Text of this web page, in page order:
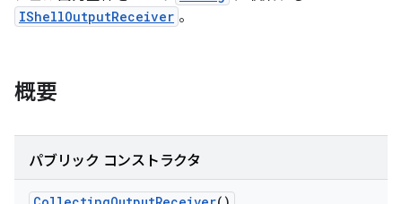
IShellOutputReceiver 。
概要
パブリック コンストラクタ